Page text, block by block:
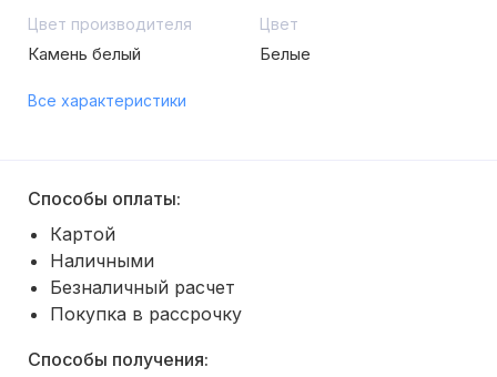
Цвет производителя
Камень белый
Цвет
Белые
Все характеристики
Способы оплаты:
Картой
Наличными
Безналичный расчет
Покупка в рассрочку
Способы получения: